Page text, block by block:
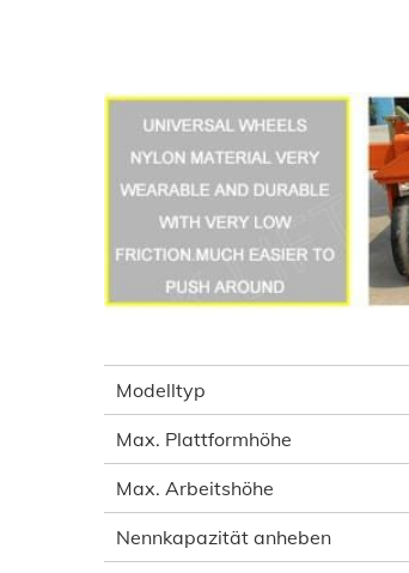
Modelltyp
Max. Plattformhöhe
Max. Arbeitshöhe
Nennkapazität anheben